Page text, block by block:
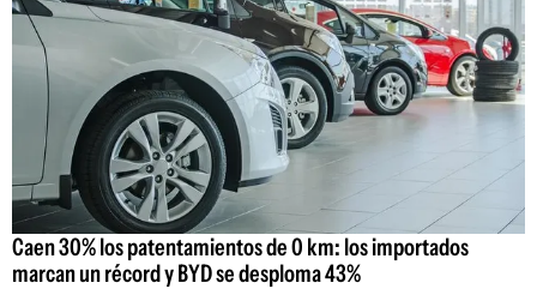
Caen 30% los patentamientos de 0 km: los importados
marcan un récord y BYD se desploma 43%